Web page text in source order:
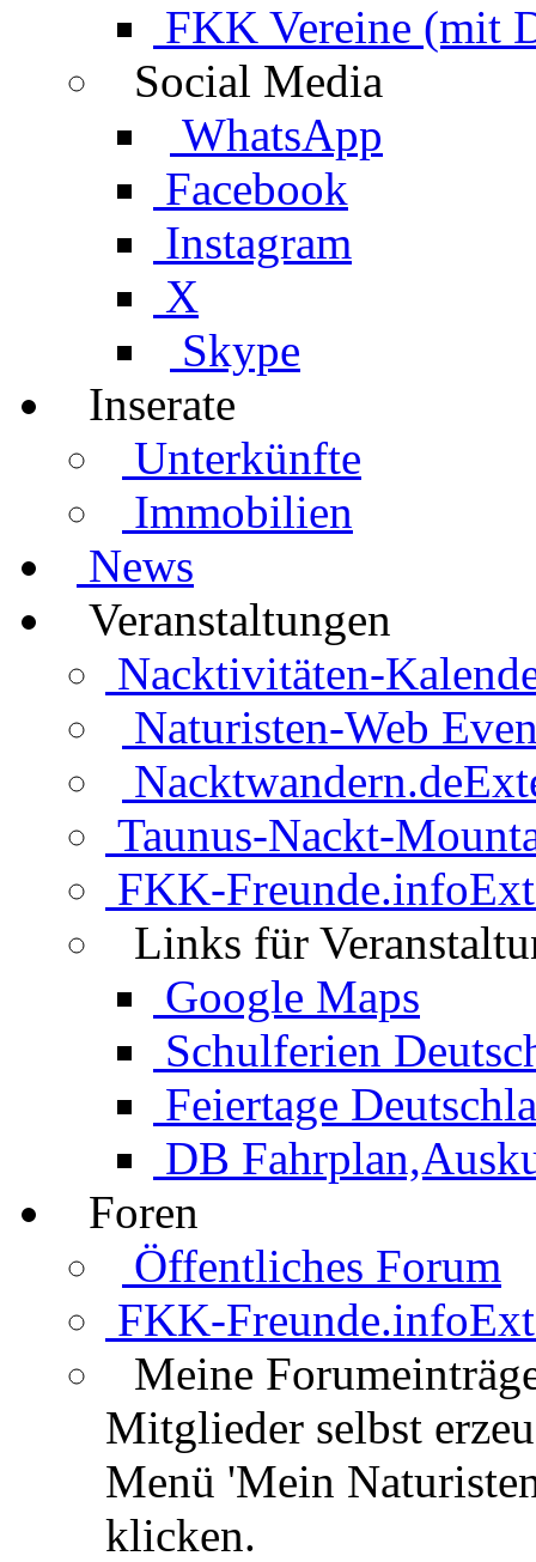
FKK Vereine (mit
Social Media
WhatsApp
Facebook
Instagram
X
Skype
Inserate
Unterkünfte
Immobilien
News
Veranstaltungen
Nacktivitäten-
Naturisten-Web
Nacktwandern.de
Taunus-Nackt-
FKK-Freunde.info
Links für
Google Maps
Schulferien
Feiertage
DB
Foren
Öffentliches Forum
FKK-Freunde.info
Meine
Mitglieder selbst
Menü 'Mein
klicken.